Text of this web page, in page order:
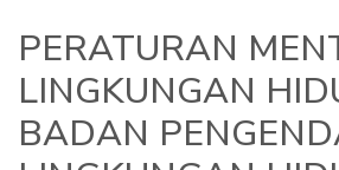
PERATURAN
LINGKUNGAN
BADAN